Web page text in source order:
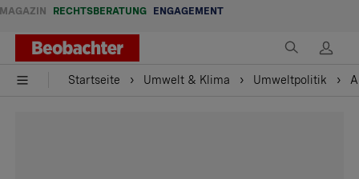
MAGAZIN RECHTSBERATUNG ENGAGEMENT
Startseite Umwelt & Klima Umweltpolitik